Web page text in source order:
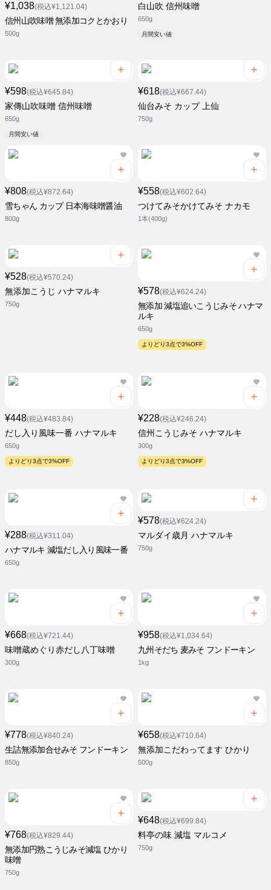
¥1,038(税込¥1,121.04)
信州山吹味噌 無添加コクとかおり
500g
白山吹 信州味噌
650g
月間安い値
¥598(税込¥645.84)
家傳山吹味噌 信州味噌
650g
月間安い値
¥618(税込¥667.44)
仙台みそ カップ 上仙
750g
¥808(税込¥872.64)
雪ちゃん カップ 日本海味噌醤油
800g
¥558(税込¥602.64)
つけてみそかけてみそ ナカモ
1本(400g)
¥528(税込¥570.24)
無添加こうじ ハナマルキ
750g
¥578(税込¥624.24)
無添加 減塩追いこうじみそ ハナマ
ルキ
650g
よりどり3点で3%OFF
¥448(税込¥483.84)
だし入り風味一番 ハナマルキ
650g
よりどり3点で3%OFF
¥228(税込¥246.24)
信州こうじみそ ハナマルキ
300g
よりどり3点で3%OFF
¥288(税込¥311.04)
ハナマルキ 減塩だし入り風味一番
650g
¥578(税込¥624.24)
マルダイ歳月 ハナマルキ
750g
¥668(税込¥721.44)
味噌蔵めぐり赤だし八丁味噌
300g
¥958(税込¥1,034.64)
九州そだち 麦みそ フンドーキン
1kg
¥778(税込¥840.24)
生詰無添加合せみそ フンドーキン
850g
¥658(税込¥710.64)
無添加こだわってます ひかり
500g
¥768(税込¥829.44)
無添加円熟こうじみそ減塩 ひかり
味噌
750g
¥648(税込¥699.84)
料亭の味 減塩 マルコメ
750g